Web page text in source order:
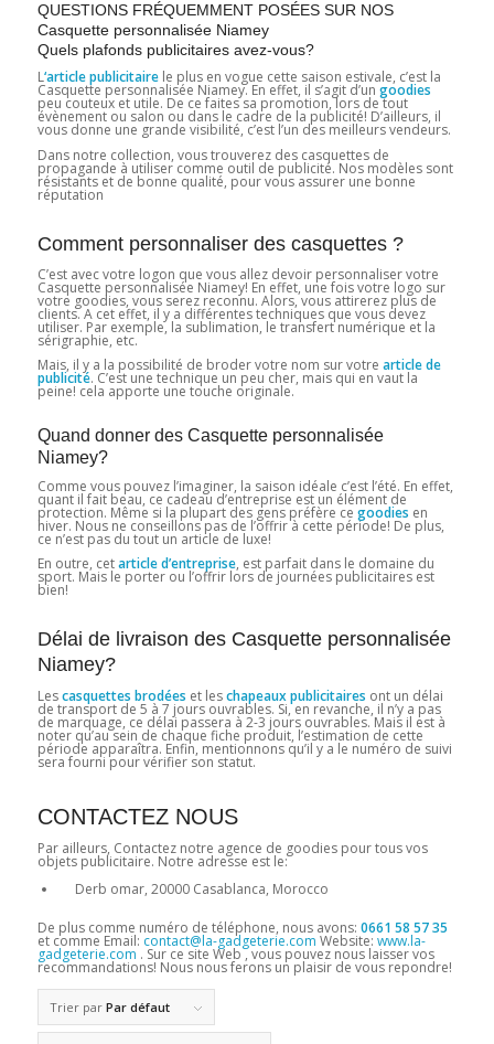
QUESTIONS FRÉQUEMMENT POSÉES SUR NOS
Casquette personnalisée Niamey
Quels plafonds publicitaires avez-vous?
L‘article publicitairele plus en vogue cette saison estivale, c’est la
Casquette personnalisée Niamey. En effet, il s’agit d’un goodies
peu couteux et utile. De ce faites sa promotion, lors de tout
évènement ou salon ou dans le cadre de la publicité! D’ailleurs, il
vous donne une grande visibilité, c’est l’un des meilleurs vendeurs.
Dans notre collection, vous trouverez des casquettes de
propagande à utiliser comme outil de publicité. Nos modèles sont
résistants et de bonne qualité, pour vous assurer une bonne
réputation
Comment personnaliser des casquettes ?
C’est avec votre logon que vous allez devoir personnaliser votre
Casquette personnalisée Niamey! En effet, une fois votre logo sur
votre goodies, vous serez reconnu. Alors, vous attirerez plus de
clients. A cet effet, il y a différentes techniques que vous devez
utiliser. Par exemple, la sublimation, le transfert numérique et la
sérigraphie, etc.
Mais, il y a la possibilité de broder votre nom sur votre article de
publicité. C’est une technique un peu cher, mais qui en vaut la
peine! cela apporte une touche originale.
Quand donner des Casquette personnalisée
Niamey?
Comme vous pouvez l’imaginer, la saison idéale c’est l’été. En effet,
quant il fait beau, ce cadeau d’entreprise est un élément de
protection. Même si la plupart des gens préfère ce goodies en
hiver. Nous ne conseillons pas de l’offrir à cette période! De plus,
ce n’est pas du tout un article de luxe!
En outre, cetarticle d’entreprise, est parfait dans le domaine du
sport. Mais le porter ou l’offrir lors de journées publicitaires est
bien!
Délai de livraison des Casquette personnalisée
Niamey?
Lescasquettes brodées et leschapeaux publicitaires ont un délai
de transport de 5 à 7 jours ouvrables. Si, en revanche, il n’y a pas
de marquage, ce délai passera à 2-3 jours ouvrables. Mais il est à
noter qu’au sein de chaque fiche produit, l’estimation de cette
période apparaîtra. Enfin, mentionnons qu’il y a le numéro de suivi
sera fourni pour vérifier son statut.
CONTACTEZ NOUS
Par ailleurs, Contactez notre agence de goodies pour tous vos
objets publicitaire. Notre adresse est le:
Derb omar, 20000 Casablanca, Morocco
De plus comme numéro de téléphone, nous avons: 0661 58 57 35
et comme Email: contact@la-gadgeterie.com Website: www.la-
gadgeterie.com . Sur ce site Web , vous pouvez nous laisser vos
recommandations! Nous nous ferons un plaisir de vous repondre!
Trier par Par défaut